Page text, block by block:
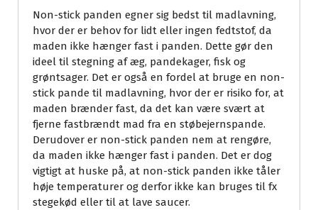
Non-stick panden egner sig bedst til madlavning,
hvor der er behov for lidt eller ingen fedtstof, da
maden ikke hænger fast i panden. Dette gør den
ideel til stegning af æg, pandekager, fisk og
grøntsager. Det er også en fordel at bruge en non-
stick pande til madlavning, hvor der er risiko for, at
maden brænder fast, da det kan være svært at
fjerne fastbrændt mad fra en støbejernspande.
Derudover er non-stick panden nem at rengøre,
da maden ikke hænger fast i panden. Det er dog
vigtigt at huske på, at non-stick panden ikke tåler
høje temperaturer og derfor ikke kan bruges til fx
stegekød eller til at lave saucer.